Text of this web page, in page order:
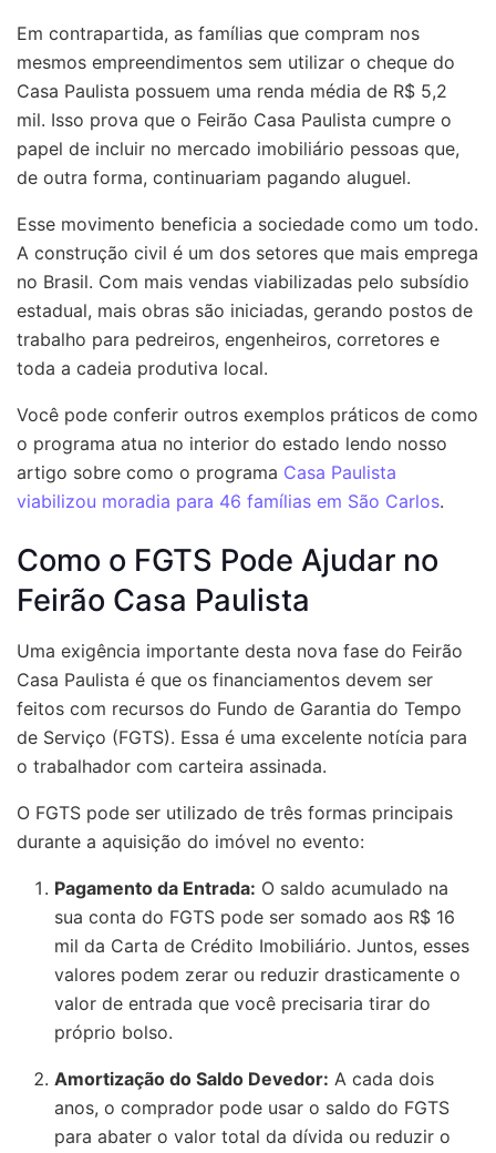
Em contrapartida, as famílias que compram nos
mesmos empreendimentos sem utilizar o cheque do
Casa Paulista possuem uma renda média de R$ 5,2
mil. Isso prova que o Feirão Casa Paulista cumpre o
papel de incluir no mercado imobiliário pessoas que,
de outra forma, continuariam pagando aluguel.
Esse movimento beneficia a sociedade como um todo.
A construção civil é um dos setores que mais emprega
no Brasil. Com mais vendas viabilizadas pelo subsídio
estadual, mais obras são iniciadas, gerando postos de
trabalho para pedreiros, engenheiros, corretores e
toda a cadeia produtiva local.
Você pode conferir outros exemplos práticos de como
o programa atua no interior do estado lendo nosso
artigo sobre como o programa Casa Paulista
viabilizou moradia para 46 famílias em São Carlos.
Como o FGTS Pode Ajudar no
Feirão Casa Paulista
Uma exigência importante desta nova fase do Feirão
Casa Paulista é que os financiamentos devem ser
feitos com recursos do Fundo de Garantia do Tempo
de Serviço (FGTS). Essa é uma excelente notícia para
o trabalhador com carteira assinada.
O FGTS pode ser utilizado de três formas principais
durante a aquisição do imóvel no evento:
Pagamento da Entrada: O saldo acumulado na
sua conta do FGTS pode ser somado aos R$ 16
mil da Carta de Crédito Imobiliário. Juntos, esses
valores podem zerar ou reduzir drasticamente o
valor de entrada que você precisaria tirar do
próprio bolso.
Amortização do Saldo Devedor: A cada dois
anos, o comprador pode usar o saldo do FGTS
para abater o valor total da dívida ou reduzir o